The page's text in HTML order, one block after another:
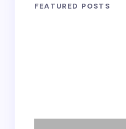
FEATURED POSTS